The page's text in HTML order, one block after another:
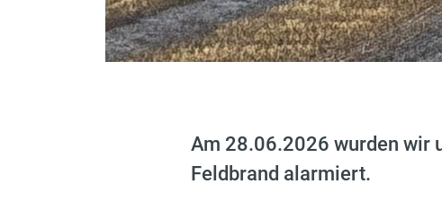
Am 28.06.2026 wurden wir
Feldbrand alarmiert.